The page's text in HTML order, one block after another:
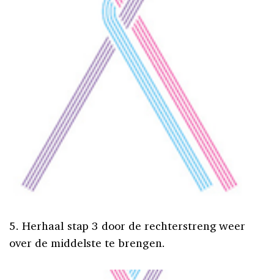
5. Herhaal stap 3 door de rechterstreng weer
over de middelste te brengen.